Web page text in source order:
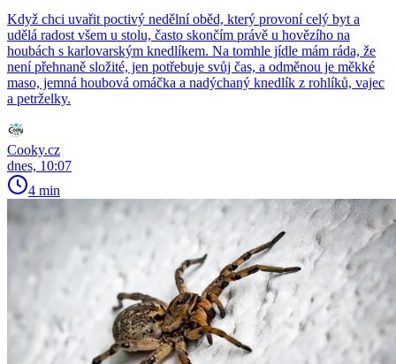
Když chci uvařit poctivý nedělní oběd, který provoní celý byt a
udělá radost všem u stolu, často skončím právě u hovězího na
houbách s karlovarským knedlíkem. Na tomhle jídle mám ráda, že
není přehnaně složité, jen potřebuje svůj čas, a odměnou je měkké
maso, jemná houbová omáčka a nadýchaný knedlík z rohlíků, vajec
a petrželky.
Cooky.cz
dnes, 10:07
4 min